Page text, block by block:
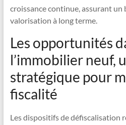
croissance continue, assurant
valorisation à long terme.
Les opportunités
l’immobilier neuf,
stratégique pour
fiscalité
Les dispositifs de défiscalisation